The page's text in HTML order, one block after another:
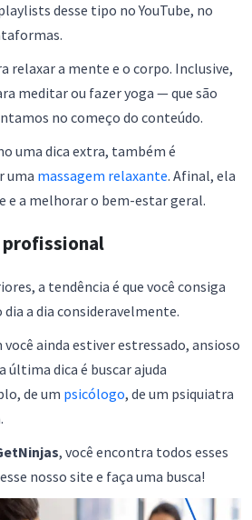
desse tipo no YouTube, no
relaxar a mente e o corpo. Inclusive,
meditar ou fazer yoga — que são
no começo do conteúdo.
uma dica extra, também é
uma massagem relaxante. Afinal, ela
e a melhorar o bem-estar geral.
profissional
a tendência é que você consiga
a dia consideravelmente.
ainda estiver estressado, ansioso
última dica é buscar ajuda
de um psicólogo, de um psiquiatra
, você encontra todos esses
nosso site e faça uma busca!